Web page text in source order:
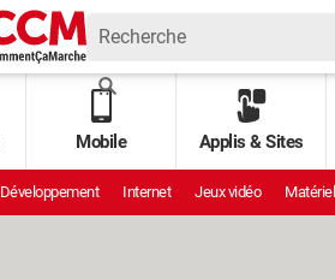
Mobile Applis & Sites
Développement Internet Jeux vidéo Matériel